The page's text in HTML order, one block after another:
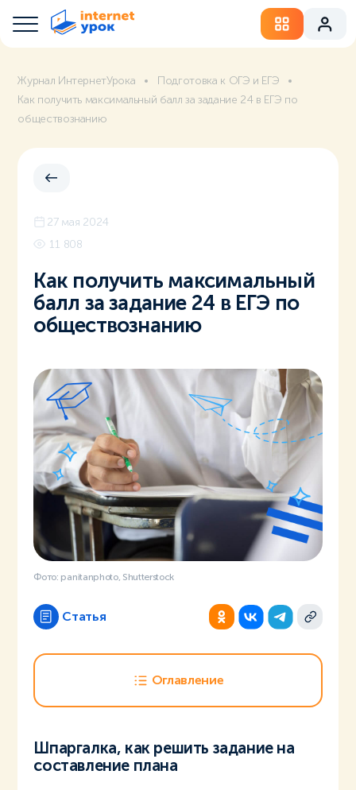
Журнал ИнтернетУрока
Подготовка к ОГЭ и ЕГЭ
Как получить максимальный балл за задание 24 в ЕГЭ по
обществознанию
27 мая 2024
11 808
Как получить максимальный
балл за задание 24 в ЕГЭ по
обществознанию
Фото: panitanphoto, Shutterstock
Статья
Оглавление
Шпаргалка, как решить задание на
составление плана